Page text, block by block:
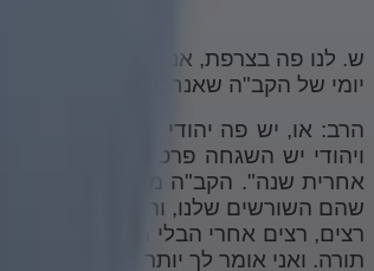
ש. לנו פה בצרפת, אני לא יודע למה,
יומי של הקב"ה שאנחנו כל כך אוהבים,
הרב: או, יש פה יהודי שרוצה לסדר
ויהודי יש השגחה פרטית. אין דבר
אחרית שנה". הקב"ה מחכה לנו, אבל
שהם השורשים שלנו, והתכונות שלהם
תורה. ואני אומר לך יותר מזה, שעמ"י